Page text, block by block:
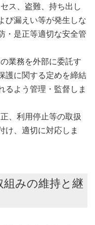
ス、盗難、持ち出し
び漏えい等が発生しな
・是正等適切な安全管
業務を外部に委託す
護に関する定めを締結
るよう管理・監督しま
、利用停止等の取扱
け、適切に対応しま
組みの維持と継